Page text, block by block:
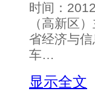
时间：
（高新区
省经济与
车…
显示全文